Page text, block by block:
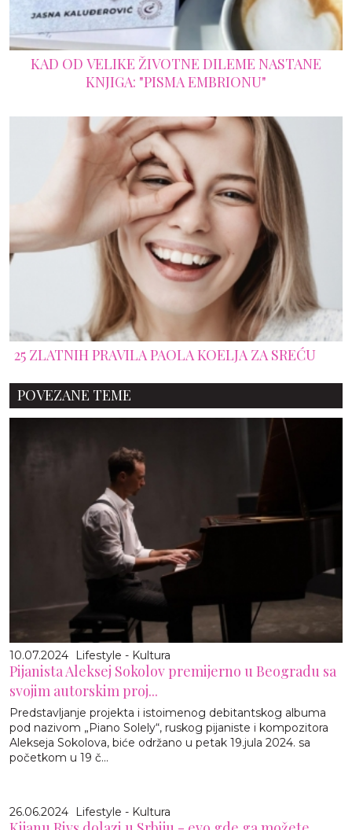
KAD OD VELIKE ŽIVOTNE DILEME NASTANE
KNJIGA: "PISMA EMBRIONU"
25 ZLATNIH PRAVILA PAOLA KOELJA ZA SREĆU
POVEZANE TEME
10.07.2024 Lifestyle - Kultura
Pijanista Aleksej Sokolov premijerno u Beogradu sa
svojim autorskim proj...
Predstavljanje projekta i istoimenog debitantskog albuma
pod nazivom „Piano Solely“, ruskog pijaniste i kompozitora
Alekseja Sokolova, biće održano u petak 19.jula 2024. sa
početkom u 19 č...
26.06.2024 Lifestyle - Kultura